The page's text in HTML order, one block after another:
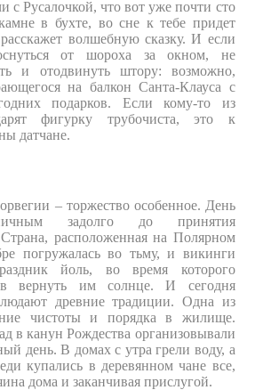
с Русалочкой, что вот уже почти сто
в бухте, во сне к тебе придет
волшебную сказку. И если
от шороха за окном, не
и отодвинуть штору: возможно,
на балкон Санта-Клауса с
подарков. Если кому-то из
фигурку трубочиста, это к
датчане.
– торжество особенное. День
задолго до принятия
Страна, расположенная на Полярном
погружалась во тьму, и викинги
йоль, во время которого
вернуть им солнце. И сегодня
древние традиции. Одна из
чистоты и порядка в жилище.
в канун Рождества организовывали
день. В домах с утра грели воду, а
купались в деревянном чане все,
дома и заканчивая прислугой.